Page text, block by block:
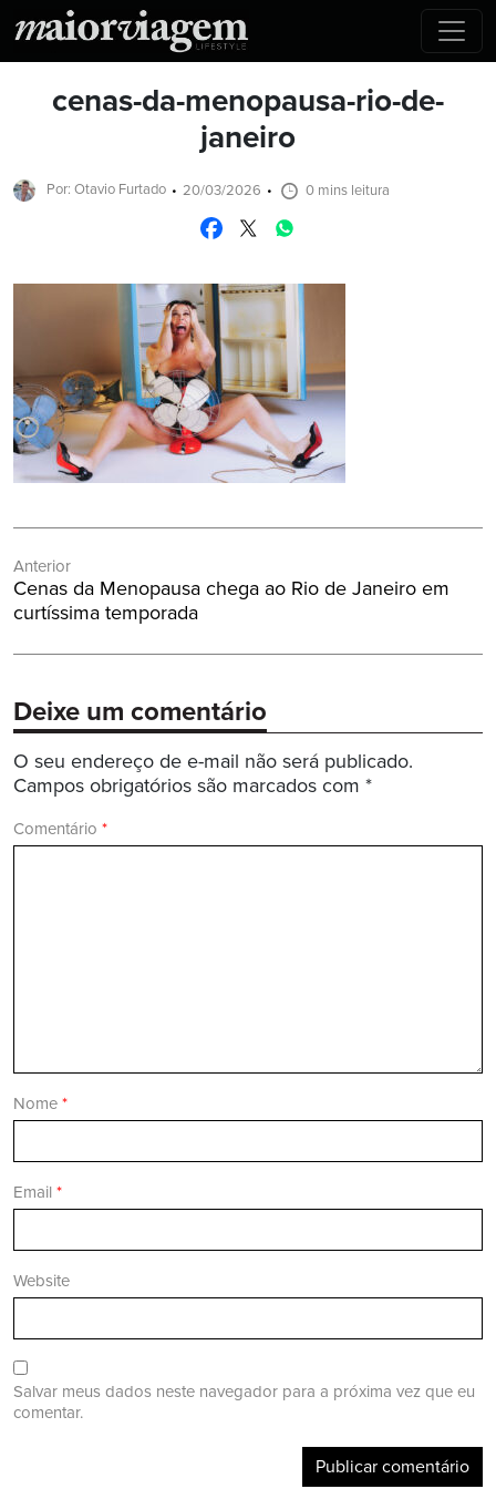
cenas-da-menopausa-rio-de-
janeiro
Por: Otavio Furtado 20/03/2026 0 mins leitura
de
Post
Anterior
Post
Anterior:
Cenas da Menopausa chega ao Rio de Janeiro em
curtíssima temporada
Deixe um comentário
O seu endereço de e-mail não será publicado.
Campos obrigatórios são marcados com *
Comentário *
Nome *
Email *
Website
Salvar meus dados neste navegador para a próxima vez que eu
comentar.